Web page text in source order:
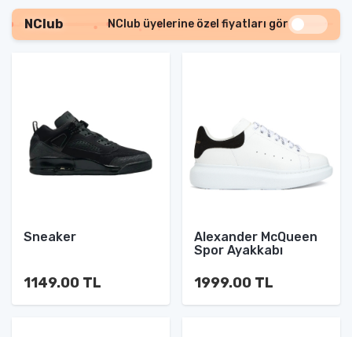
NClub NClub üyelerine özel fiyatları gör
Sneaker
1149.00 TL
Alexander McQueen
Spor Ayakkabı
1999.00 TL